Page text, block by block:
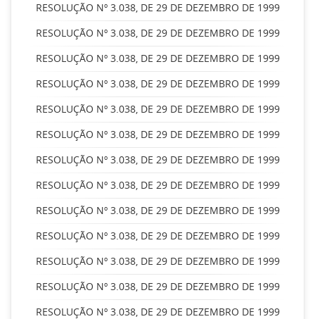
RESOLUÇÃO Nº 3.038, DE 29 DE DEZEMBRO DE 1999
RESOLUÇÃO Nº 3.038, DE 29 DE DEZEMBRO DE 1999
RESOLUÇÃO Nº 3.038, DE 29 DE DEZEMBRO DE 1999
RESOLUÇÃO Nº 3.038, DE 29 DE DEZEMBRO DE 1999
RESOLUÇÃO Nº 3.038, DE 29 DE DEZEMBRO DE 1999
RESOLUÇÃO Nº 3.038, DE 29 DE DEZEMBRO DE 1999
RESOLUÇÃO Nº 3.038, DE 29 DE DEZEMBRO DE 1999
RESOLUÇÃO Nº 3.038, DE 29 DE DEZEMBRO DE 1999
RESOLUÇÃO Nº 3.038, DE 29 DE DEZEMBRO DE 1999
RESOLUÇÃO Nº 3.038, DE 29 DE DEZEMBRO DE 1999
RESOLUÇÃO Nº 3.038, DE 29 DE DEZEMBRO DE 1999
RESOLUÇÃO Nº 3.038, DE 29 DE DEZEMBRO DE 1999
RESOLUÇÃO Nº 3.038, DE 29 DE DEZEMBRO DE 1999